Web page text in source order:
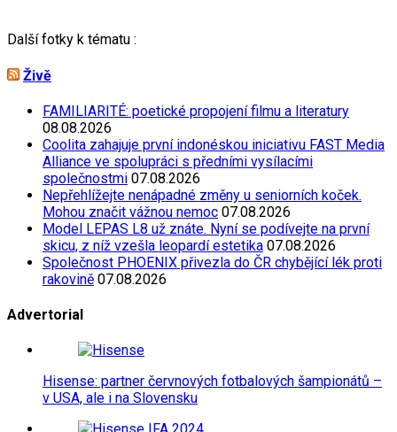
Další fotky k tématu :
Živě
FAMILIARITÉ: poetické propojení filmu a literatury
08.08.2026
Coolita zahajuje první indonéskou iniciativu FAST Media
Alliance ve spolupráci s předními vysílacími
společnostmi 07.08.2026
Nepřehlížejte nenápadné změny u seniorních koček.
Mohou značit vážnou nemoc 07.08.2026
Model LEPAS L8 už znáte. Nyní se podívejte na první
skicu, z níž vzešla leopardí estetika 07.08.2026
Společnost PHOENIX přivezla do ČR chybějící lék proti
rakovině 07.08.2026
Advertorial
Hisense: partner červnových fotbalových šampionátů –
v USA, ale i na Slovensku